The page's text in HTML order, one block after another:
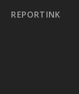
REPORTINK